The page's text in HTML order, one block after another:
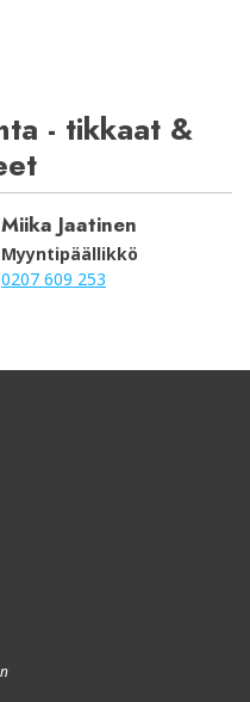
- tikkaat &
Miika Jaatinen
Myyntipäällikkö
0207 609 253